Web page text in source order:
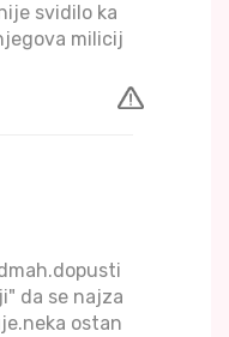
svidilo ka
milicij
da se najza
ostan